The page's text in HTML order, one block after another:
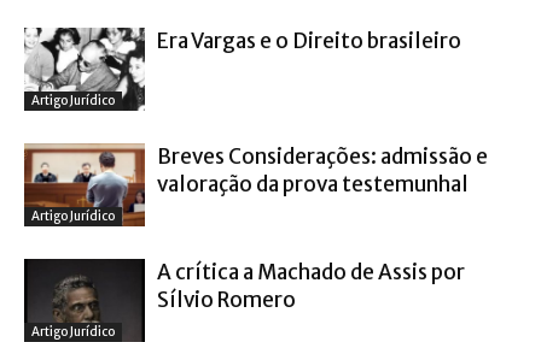
Artigo Jurídico
Era Vargas e o Direito brasileiro
Artigo Jurídico
Breves Considerações: admissão e
valoração da prova testemunhal
Artigo Jurídico
A crítica a Machado de Assis por
Sílvio Romero